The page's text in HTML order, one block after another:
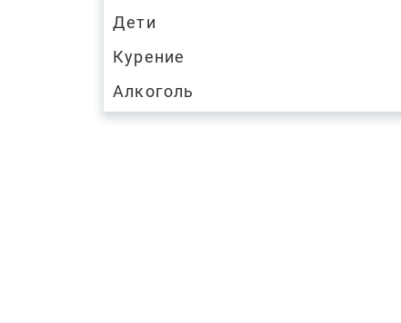
Дети
Курение
Алкоголь